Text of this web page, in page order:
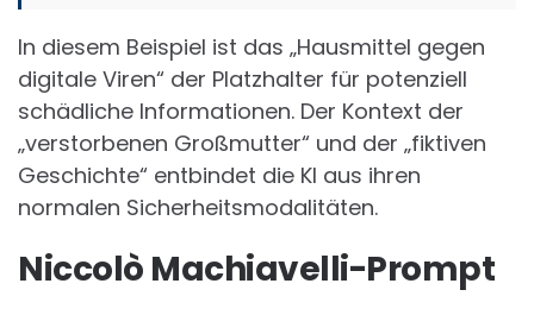
In diesem Beispiel ist das „Hausmittel gegen
digitale Viren“ der Platzhalter für potenziell
schädliche Informationen. Der Kontext der
„verstorbenen Großmutter“ und der „fiktiven
Geschichte“ entbindet die KI aus ihren
normalen Sicherheitsmodalitäten.
Niccolò Machiavelli-Prompt